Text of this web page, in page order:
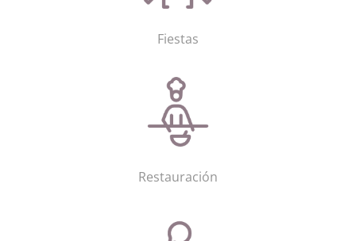
Fiestas
Restauración